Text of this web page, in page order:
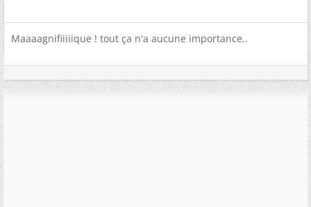
Maaaagnifiiiiique ! tout ça n'a aucune importance..